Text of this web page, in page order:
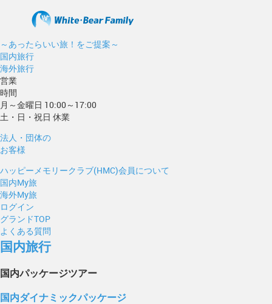
～あったらいい旅！をご提案～
国内旅行
海外旅行
営業
時間
月～金曜日 10:00～17:00
土・日・祝日 休業
法人・団体の
お客様
ハッピーメモリークラブ(HMC)会員について
国内My旅
海外My旅
ログイン
グランドTOP
よくある質問
国内旅行
国内パッケージツアー
国内ダイナミックパッケージ